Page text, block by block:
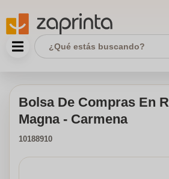
Bolsa De Compras En
Magna - Carmena
10188910